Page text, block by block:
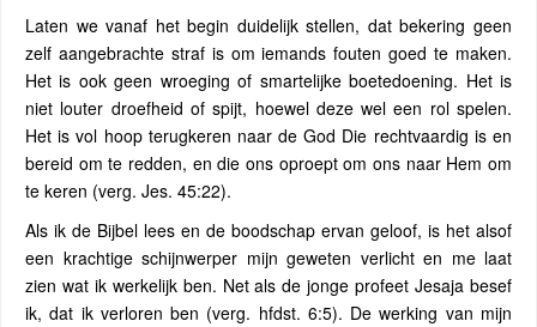
Laten we vanaf het begin duidelijk stellen, dat bekering geen
zelf aangebrachte straf is om iemands fouten goed te maken.
Het is ook geen wroeging of smartelijke boetedoening. Het is
niet louter droefheid of spijt, hoewel deze wel een rol spelen.
Het is vol hoop terugkeren naar de God Die rechtvaardig is en
bereid om te redden, en die ons oproept om ons naar Hem om
te keren (verg. Jes. 45:22).
Als ik de Bijbel lees en de boodschap ervan geloof, is het alsof
een krachtige schijnwerper mijn geweten verlicht en me laat
zien wat ik werkelijk ben. Net als de jonge profeet Jesaja besef
ik, dat ik verloren ben (verg. hfdst. 6:5). De werking van mijn